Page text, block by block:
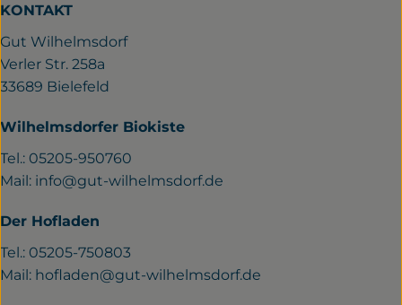
KONTAKT
Gut Wilhelmsdorf
Verler Str. 258a
33689 Bielefeld
Wilhelmsdorfer Biokiste
Tel.: 05205-950760
Mail: info@gut-wilhelmsdorf.de
Der Hofladen
Tel.: 05205-750803
Mail: hofladen@gut-wilhelmsdorf.de